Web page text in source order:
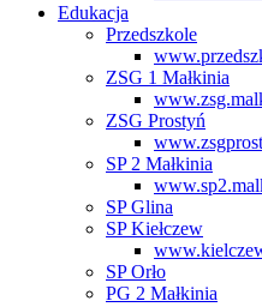
Edukacja
Przedszkole
ZSG 1 Małkinia
ZSG Prostyń
SP 2 Małkinia
SP Glina
SP Kiełczew
SP Orło
PG 2 Małkinia